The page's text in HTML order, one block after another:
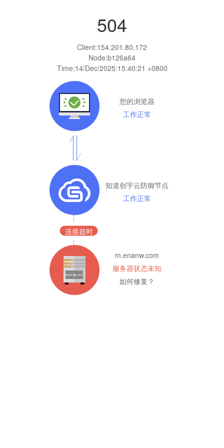
504
Client:154.201.80.172
Node:b126a64
Time:14/Dec/2025:15:40:21 +0800
您的浏览器
工作正常
知道创宇云防御节点
工作正常
连接超时
m.enanw.com
服务器状态未知
如何修复？